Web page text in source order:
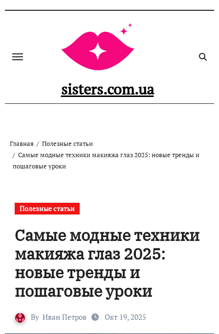
sisters.com.ua
Главная
Полезные статьи
Самые модные техники макияжа глаз 2025: новые тренды и
пошаговые уроки
Полезные статьи
Самые модные техники
макияжа глаз 2025:
новые тренды и
пошаговые уроки
By Иван Петров Окт 19, 2025